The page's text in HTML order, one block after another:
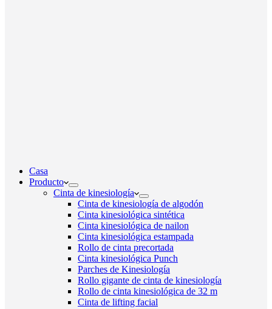
Casa
Producto
Cinta de kinesiología
Cinta de kinesiología de algodón
Cinta kinesiológica sintética
Cinta kinesiológica de nailon
Cinta kinesiológica estampada
Rollo de cinta precortada
Cinta kinesiológica Punch
Parches de Kinesiología
Rollo gigante de cinta de kinesiología
Rollo de cinta kinesiológica de 32 m
Cinta de lifting facial